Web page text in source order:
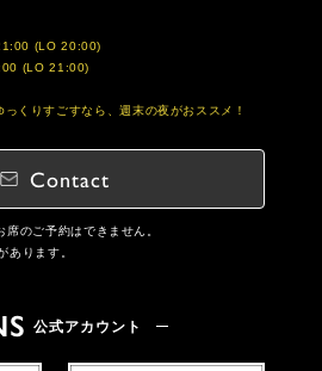
(LO 20:00)
(LO 21:00)
くりすごすなら、週末の夜がおススメ！
Contact
のご予約はできません。
あります。
公式アカウント